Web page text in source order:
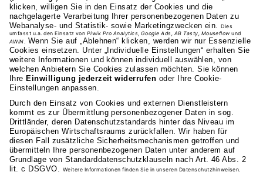
0711 81495-400
Studienangebot
Fakultäten
AKAD